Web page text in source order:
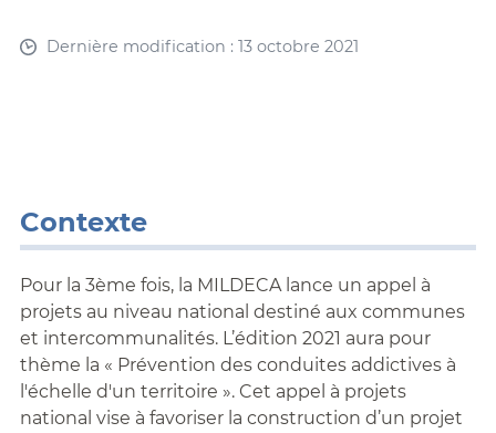
Dernière modification : 13 octobre 2021
Contexte
Pour la 3ème fois, la MILDECA lance un appel à
projets au niveau national destiné aux communes
et intercommunalités. L’édition 2021 aura pour
thème la « Prévention des conduites addictives à
l'échelle d'un territoire ». Cet appel à projets
national vise à favoriser la construction d’un projet